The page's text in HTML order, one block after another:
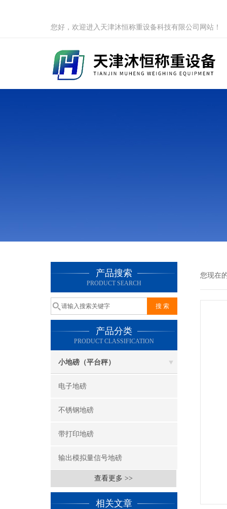
您好，欢迎进入天津沐恒称重设备科技有限公司网站！
产品搜索
PRODUCT SEARCH
产品分类
PRODUCT CLASSIFICATION
小地磅（平台秤）
电子地磅
不锈钢地磅
带打印地磅
输出模拟量信号地磅
查看更多 >>
相关文章
您现在